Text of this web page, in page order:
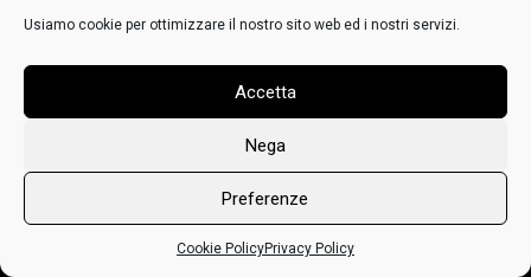
Usiamo cookie per ottimizzare il nostro sito web ed i nostri servizi.
Accetta
Nega
Preferenze
Cookie PolicyPrivacy Policy
Home page
0
Scarica gratis
il wallpaper VAD.
Clicca qui!